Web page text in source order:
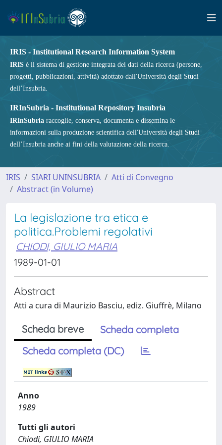
IRIS - Institutional Research Information System
IRIS è il sistema di gestione integrata dei dati della ricerca (persone,
progetti, pubblicazioni, attività) adottato dall'Università degli Studi
dell’Insubria.
IRInSubria - Institutional Repository Insubria
IRInSubria raccoglie, conserva, documenta e dissemina le
informazioni sulla produzione scientifica dell'Università degli Studi
dell’Insubria anche ai fini della valutazione della ricerca.
IRIS SIARI UNINSUBRIA
Atti di Convegno
Abstract (in Volume)
La legislazione tra etica e
politica.Problemi regolativi
CHIODI, GIULIO MARIA
1989-01-01
Abstract
Atti a cura di Maurizio Basciu, ediz. Giuffrè, Milano
Scheda breve
Scheda completa
Scheda completa (DC)
Anno
1989
Tutti gli autori
Chiodi, GIULIO MARIA